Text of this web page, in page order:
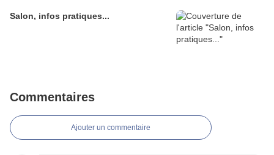
Salon, infos pratiques...
Commentaires
Ajouter un commentaire